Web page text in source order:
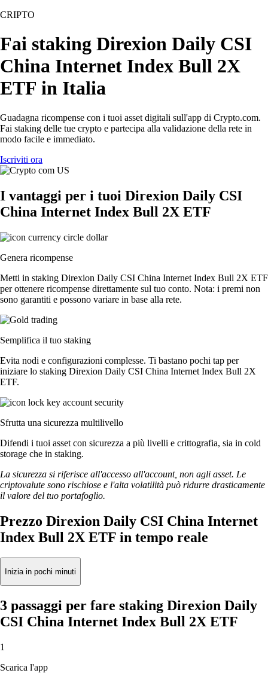
CRIPTO
Fai staking Direxion Daily CSI
China Internet Index Bull 2X
ETF in Italia
Guadagna ricompense con i tuoi asset digitali sull'app di Crypto.com.
Fai staking delle tue crypto e partecipa alla validazione della rete in
modo facile e immediato.
Iscriviti ora
I vantaggi per i tuoi Direxion Daily CSI
China Internet Index Bull 2X ETF
Genera ricompense
Metti in staking Direxion Daily CSI China Internet Index Bull 2X ETF
per ottenere ricompense direttamente sul tuo conto. Nota: i premi non
sono garantiti e possono variare in base alla rete.
Semplifica il tuo staking
Evita nodi e configurazioni complesse. Ti bastano pochi tap per
iniziare lo staking Direxion Daily CSI China Internet Index Bull 2X
ETF.
Sfrutta una sicurezza multilivello
Difendi i tuoi asset con sicurezza a più livelli e crittografia, sia in cold
storage che in staking.
La sicurezza si riferisce all'accesso all'account, non agli asset. Le
criptovalute sono rischiose e l'alta volatilità può ridurre drasticamente
il valore del tuo portafoglio.
Prezzo Direxion Daily CSI China Internet
Index Bull 2X ETF in tempo reale
Inizia in pochi minuti
3 passaggi per fare staking Direxion Daily
CSI China Internet Index Bull 2X ETF
1
Scarica l'app